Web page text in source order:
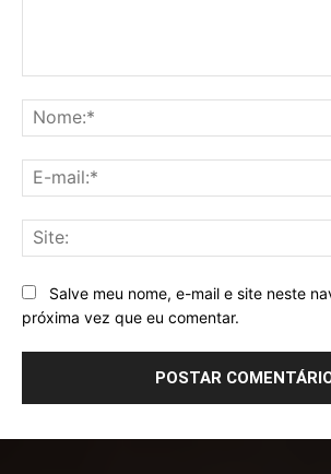
Salve meu nome, e-mail e site neste
próxima vez que eu comentar.